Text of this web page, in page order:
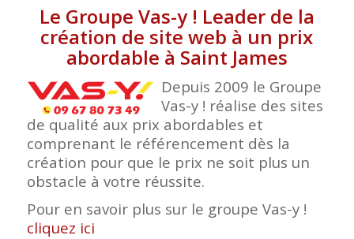
Le Groupe Vas-y ! Leader de la
création de site web à un prix
abordable à Saint James
Depuis 2009 le Groupe
Vas-y ! réalise des sites
de qualité aux prix abordables et
comprenant le référencement dès la
création pour que le prix ne soit plus un
obstacle à votre réussite.
Pour en savoir plus sur le groupe Vas-y !
cliquez ici